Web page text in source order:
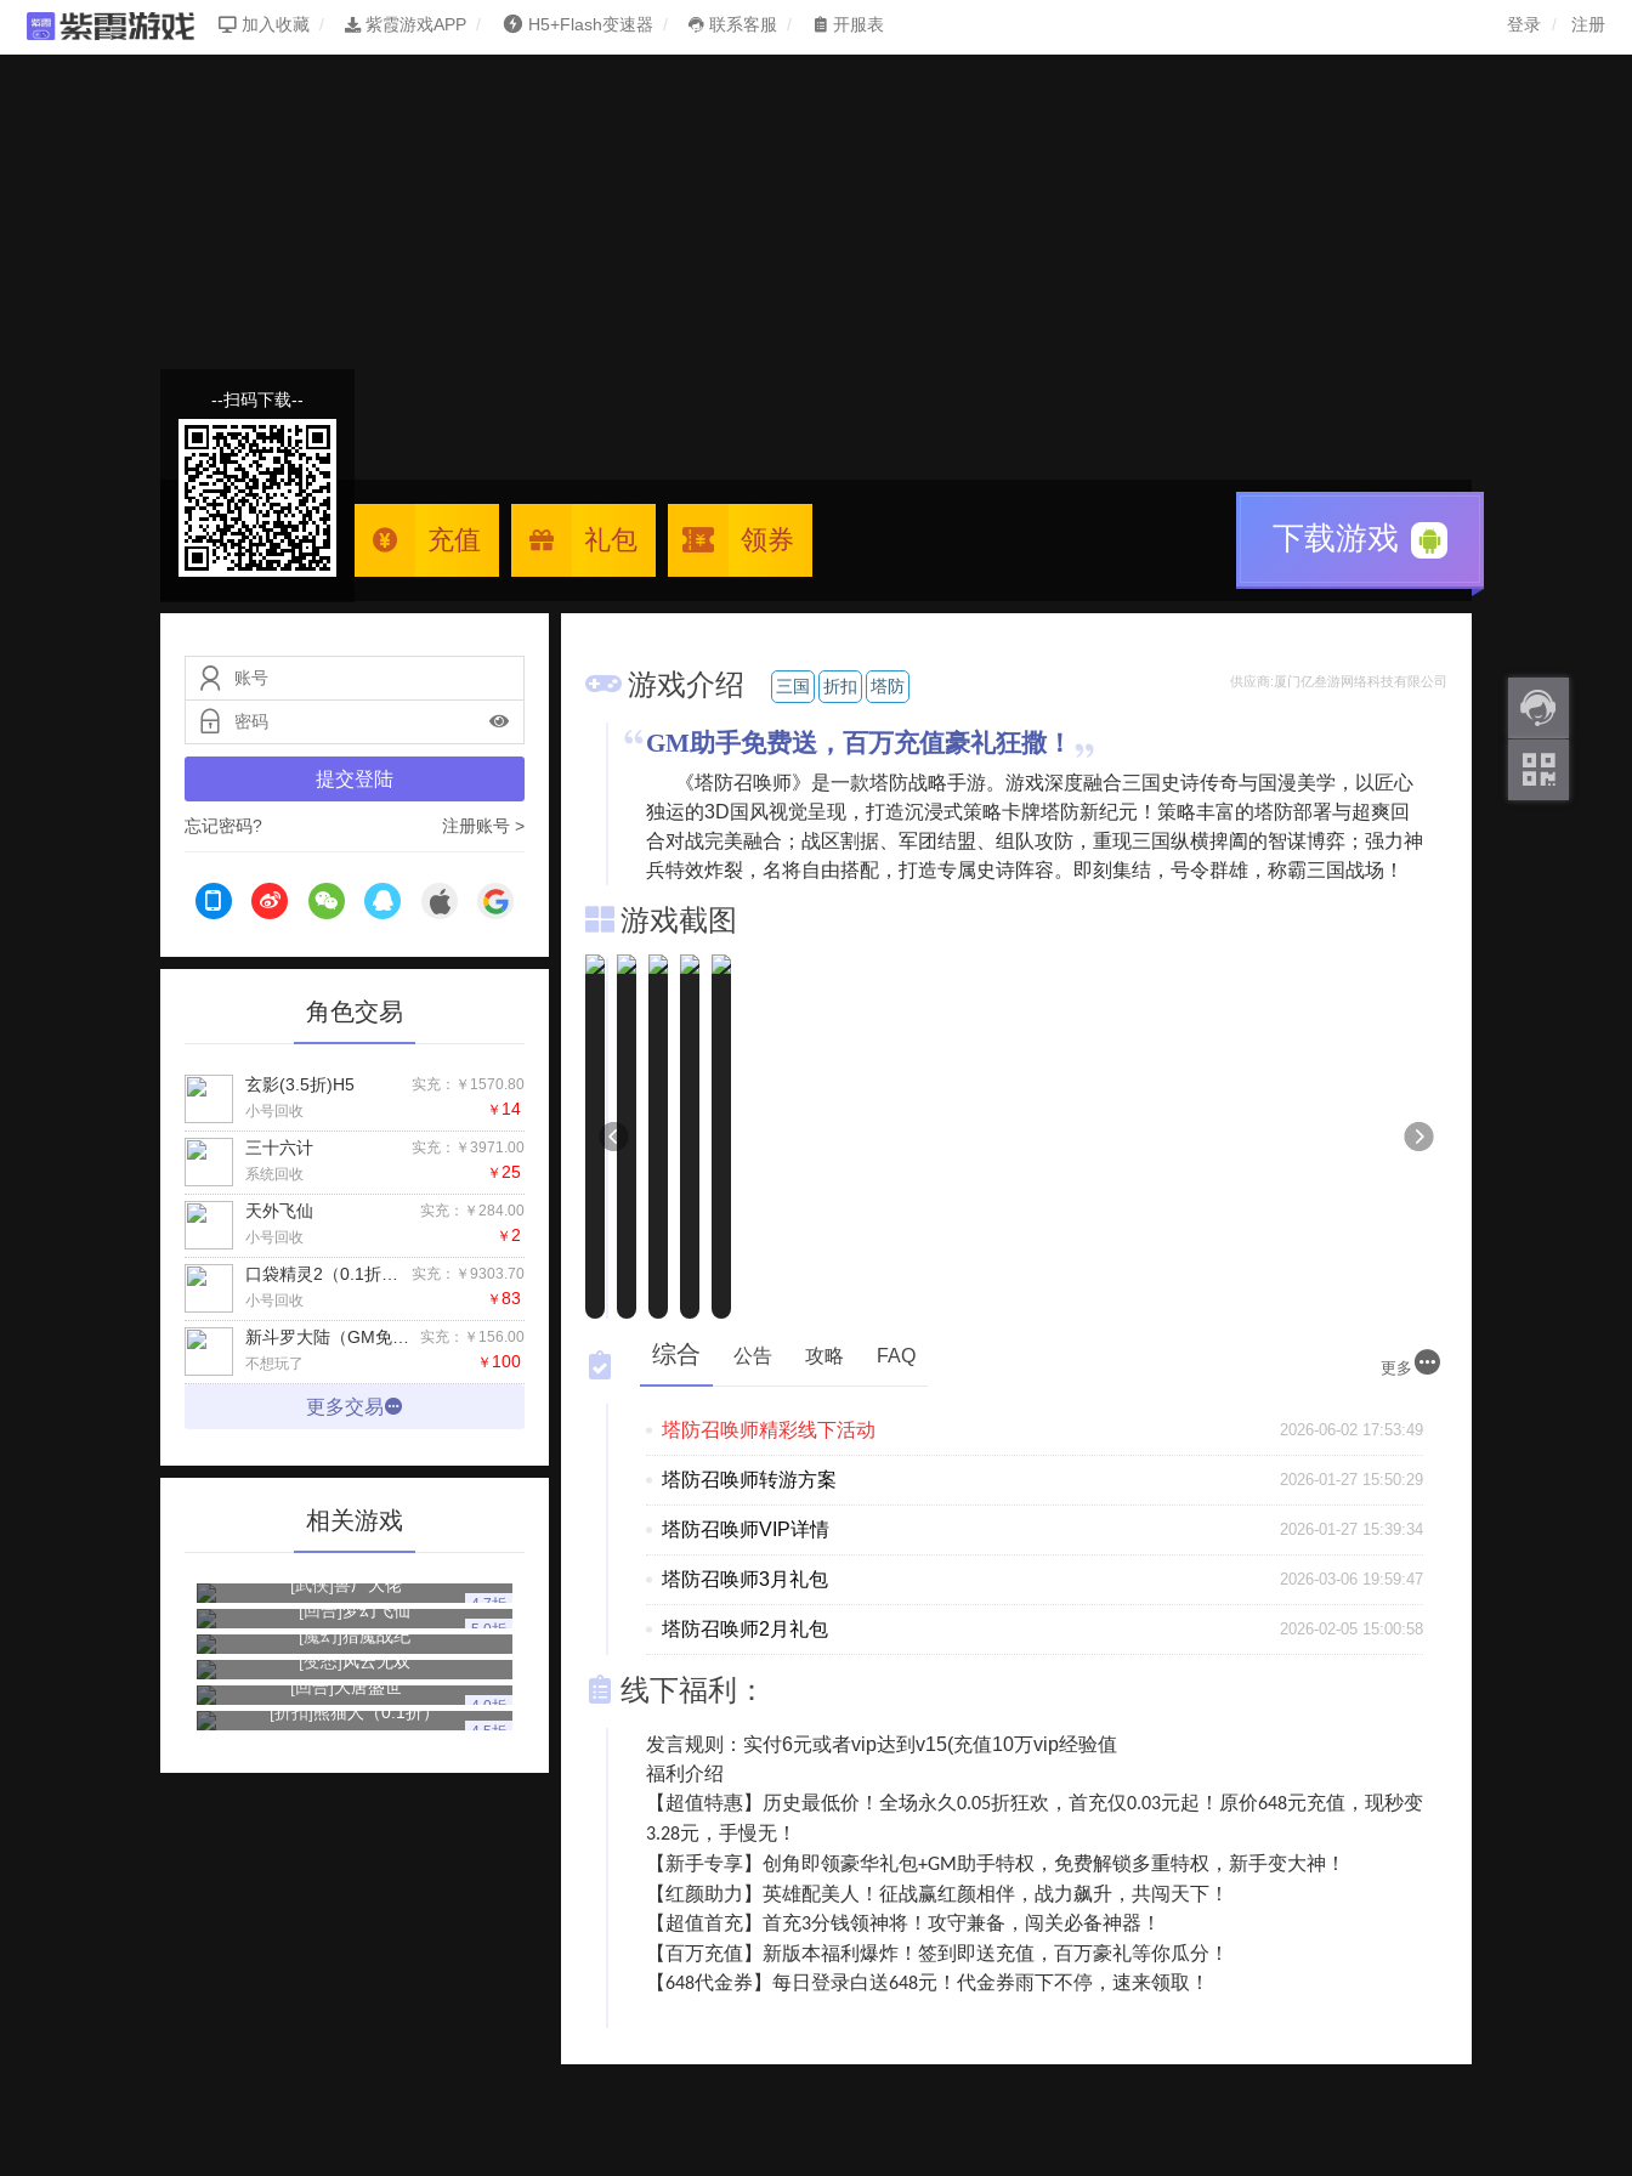
加入收藏 紫霞游戏APP H5+Flash变速器 联系客服 开服表 登录 注册
充值 礼包 领券 下载游戏
--扫码下载--
提交登陆
忘记密码? 注册账号 >
角色交易
实充：￥1570.80
玄影(3.5折)H5
小号回收 ￥ 14
实充：￥3971.00
三十六计
系统回收 ￥ 25
实充：￥284.00
天外飞仙
小号回收 ￥ 2
实充：￥9303.70
口袋精灵2（0.1折神宠进化）手游
小号回收 ￥ 83
实充：￥156.00
新斗罗大陆（GM免费版）手游
不想玩了 ￥ 100
更多交易
相关游戏
[武侠]兽厂大佬
4.7折
[回合]梦幻飞仙
5.0折
[魔幻]猎魔战纪
[变态]风云无双
[回合]大唐盛世
4.0折
[折扣]熊猫人（0.1折）
4.5折
游戏介绍 三国 折扣 塔防 供应商:厦门亿叁游网络科技有限公司
GM助手免费送，百万充值豪礼狂撒！
《塔防召唤师》是一款塔防战略手游。游戏深度融合三国史诗传奇与国漫美学，以匠心
独运的3D国风视觉呈现，打造沉浸式策略卡牌塔防新纪元！策略丰富的塔防部署与超爽回
合对战完美融合；战区割据、军团结盟、组队攻防，重现三国纵横捭阖的智谋博弈；强力神
兵特效炸裂，名将自由搭配，打造专属史诗阵容。即刻集结，号令群雄，称霸三国战场！
游戏截图
综合 公告 攻略 FAQ
更多
2026-06-02 17:53:49
塔防召唤师精彩线下活动
2026-01-27 15:50:29
塔防召唤师转游方案
2026-01-27 15:39:34
塔防召唤师VIP详情
2026-03-06 19:59:47
塔防召唤师3月礼包
2026-02-05 15:00:58
塔防召唤师2月礼包
线下福利：
发言规则：实付6元或者vip达到v15(充值10万vip经验值
福利介绍
【超值特惠】历史最低价！全场永久 0.05折狂欢，首充仅0.03元起！原价648元充值，现秒变
3.28元，手慢无！
【新手专享】创角即领豪华礼包+GM 助手特权，免费解锁多重特权，新手变大神！
【红颜助力】英雄配美人！征战赢红颜相伴，战力飙升，共闯天下！
【超值首充】首充3分钱领神将！攻守兼备，闯关必备神器！
【百万充值】新版本福利爆炸！签到即送充值，百万豪礼等你瓜分！
【648代金券】每日登录白送648元！代金券雨下不停，速来领取！
返利
咨询